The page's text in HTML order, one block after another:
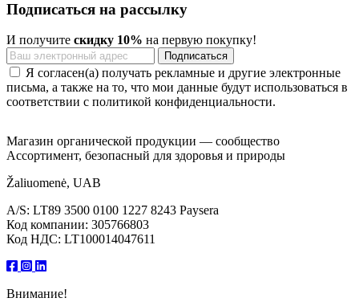
Подписаться на рассылку
И получите скидку 10% на первую покупку!
Я согласен(а) получать рекламные и другие электронные
письма, а также на то, что мои данные будут использоваться в
соответствии с политикой конфиденциальности.
Магазин органической продукции — сообщество
Ассортимент, безопасный для здоровья и природы
Žaliuomenė, UAB
A/S: LT89 3500 0100 1227 8243 Paysera
Код компании: 305766803
Код НДС: LT100014047611
Внимание!